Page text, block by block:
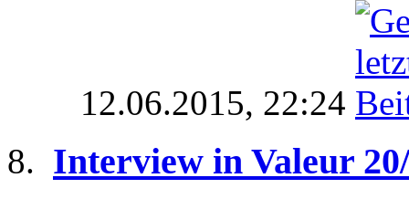
12.06.2015, 22:24
Interview in Valeur